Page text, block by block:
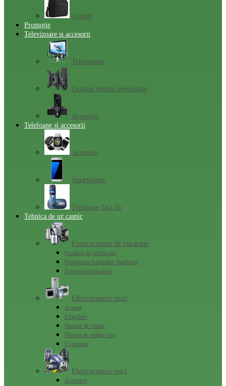
Сумки
Promoție
Televizoare si accesorii
Televizoare
Console pentru televizoare
Accesorii
Telefoane și accesorii
Accesorii
Smartphone
Telefoane fara fir
Tehnica de uz casnic
Electrocasnice de bucatarie
Produse de prelucrare
Prepararea bauturilor fiearbinti
Prepararea bucatelor
Electrocasnice mari
Aragaz
Frigedere
Masine de spalat
Mașini de spălat vase
Uscatoare
Electrocasnice mici
Aspirator